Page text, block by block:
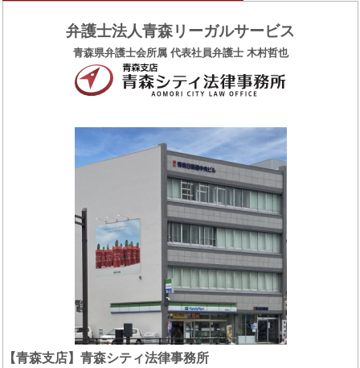
弁護士法人青森リーガルサービス
青森県弁護士会所属 代表社員弁護士 木村哲也
【青森支店】青森シティ法律事務所